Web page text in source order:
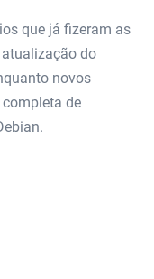
que já fizeram as
do
novos
de